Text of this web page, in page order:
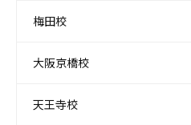
梅田校
大阪京橋校
天王寺校